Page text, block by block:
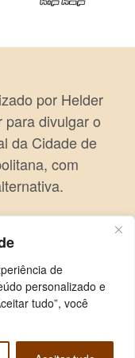
de
personalizado e
tudo”, você
por Helder
para divulgar o
da Cidade de
com